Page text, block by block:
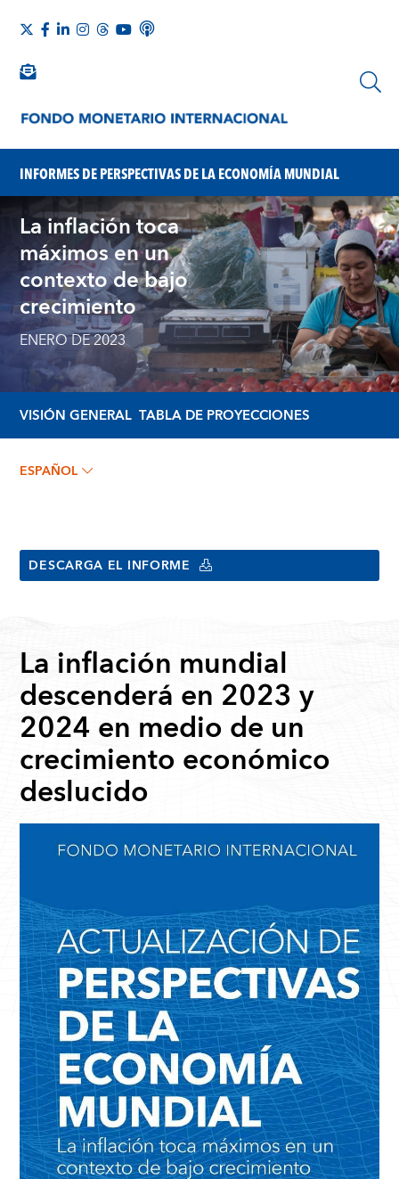
INFORMES DE PERSPECTIVAS DE LA ECONOMÍA MUNDIAL
La inflación toca
máximos en un
contexto de bajo
crecimiento
ENERO DE 2023
VISIÓN GENERAL TABLA DE PROYECCIONES
ESPAÑOL
DESCARGA EL INFORME
La inflación mundial
descenderá en 2023 y
2024 en medio de un
crecimiento económico
deslucido